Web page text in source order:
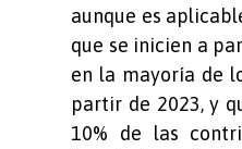
aunque es
que se inicien a
en la mayoría de
partir de 2023, y
10% de las